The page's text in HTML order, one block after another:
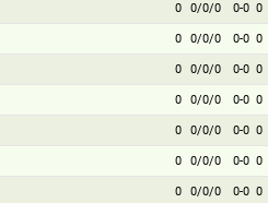
0 0/0/0 0-0 0
0 0/0/0 0-0 0
0 0/0/0 0-0 0
0 0/0/0 0-0 0
0 0/0/0 0-0 0
0 0/0/0 0-0 0
0 0/0/0 0-0 0